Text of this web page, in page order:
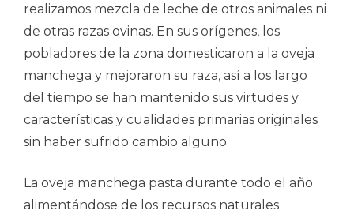
realizamos mezcla de leche de otros animales ni
de otras razas ovinas. En sus orígenes, los
pobladores de la zona domesticaron a la oveja
manchega y mejoraron su raza, así a los largo
del tiempo se han mantenido sus virtudes y
características y cualidades primarias originales
sin haber sufrido cambio alguno.
La oveja manchega pasta durante todo el año
alimentándose de los recursos naturales